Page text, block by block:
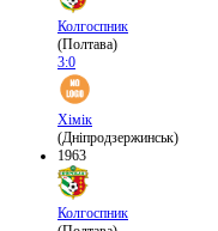
Колгоспник
(Полтава)
3:0
Хімік
(Дніпродзержинськ)
1963
Колгоспник